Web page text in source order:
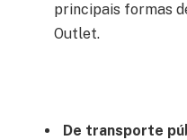
principais formas
Outlet.
De transporte